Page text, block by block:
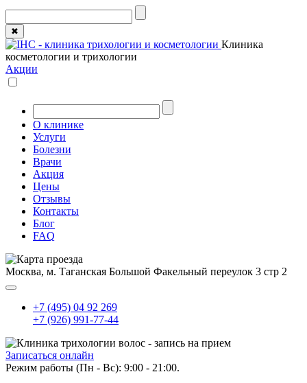
✖
Клиника
косметологии и трихологии
Акции
О клинике
Услуги
Болезни
Врачи
Акция
Цены
Отзывы
Контакты
Блог
FAQ
Москва, м. Таганская Большой Факельный переулок 3 стр 2
+7 (495) 04 92 269
+7 (926) 991-77-44
Записаться онлайн
Режим работы (Пн - Вс): 9:00 - 21:00.